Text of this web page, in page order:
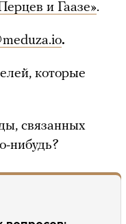
и Гаазе».
.
которые
связанных
нибудь?